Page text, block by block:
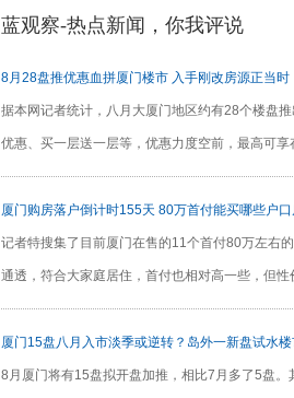
蓝观察-热点新闻，你我评说
8月28盘推优惠血拼厦门楼市 入手刚改房源正当时
据本网记者统计，八月大厦门地区约有28个楼盘
优惠、买一层送一层等，优惠力度空前，最高可享
厦门购房落户倒计时155天 80万首付能买哪些户
记者特搜集了目前厦门在售的11个首付80万左右
通透，符合大家庭居住，首付也相对高一些，但性
厦门15盘八月入市淡季或逆转？岛外一新盘试水
8月厦门将有15盘拟开盘加推，相比7月多了5盘